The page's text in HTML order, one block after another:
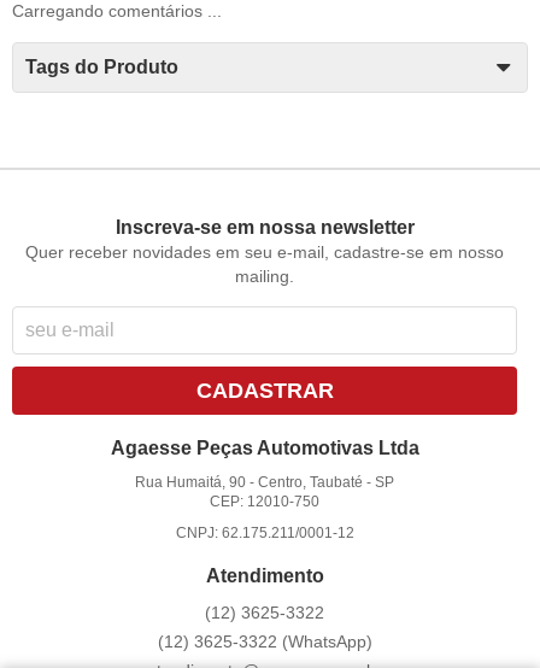
Carregando comentários ...
Tags do Produto
Inscreva-se em nossa newsletter
Quer receber novidades em seu e-mail, cadastre-se em nosso
mailing.
CADASTRAR
Agaesse Peças Automotivas Ltda
Rua Humaitá, 90 -Centro, Taubaté -SP
CEP: 12010-750
CNPJ: 62.175.211/0001-12
Atendimento
(12) 3625-3322
(12) 3625-3322 (WhatsApp)